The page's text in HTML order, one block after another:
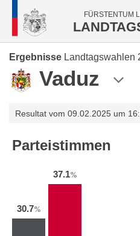
FÜRSTENTUM
Ergebnisse Landtagswahlen
Vaduz
Resultat vom 09.02.2025 um
Parteistimmen
30.7%
37.1%